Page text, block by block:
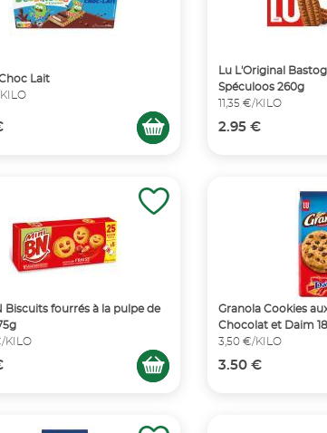
Lait
Lu L'Original
Spéculoos 260g
11,35 €/KILO
2.95 €
Biscuits fourrés à la pulpe de
KILO
Granola Cookies
Chocolat et Daim
3,50 €/KILO
3.50 €